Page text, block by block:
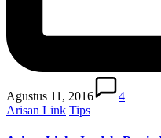
Agustus 11, 2016
4
Posted
Arisan Link Tips